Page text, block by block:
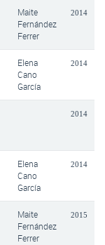
Maite
Fernández
Ferrer
2014
Elena
Cano
García
2014
2014
Elena
Cano
García
2014
Maite
Fernández
Ferrer
2015